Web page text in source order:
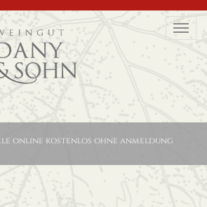
online kostenlos ohne anmeldung